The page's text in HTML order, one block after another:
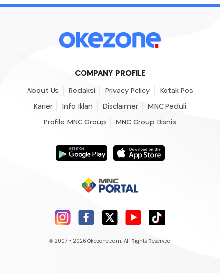
COMPANY PROFILE
About Us Redaksi Privacy Policy Kotak Pos
Karier Info Iklan Disclaimer MNC Peduli
Profile MNC Group MNC Group Bisnis
© 2007 - 2026 Okezone.com, All Rights Reserved